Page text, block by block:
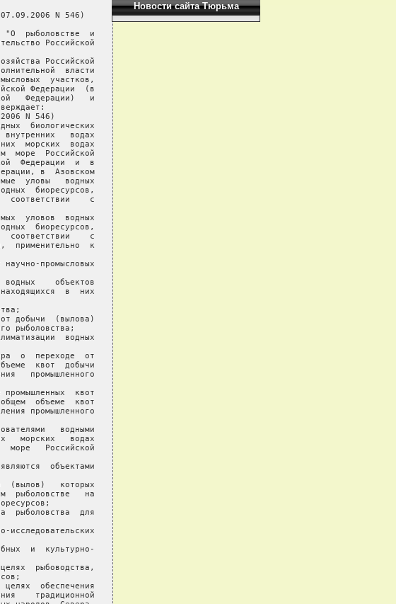
N 546)
"О  рыболовстве  и
Российской
Российской
власти
участков,
Федерации  (в
Федерации)   и
N 546)
биологических
внутренних   водах
морских  водах
море  Российской
Федерации  и  в
в  Азовском
уловы   водных
биоресурсов,
соответствии    с
уловов  водных
биоресурсов,
соответствии    с
применительно  к
научно-промысловых
водных    объектов
в  них
добычи  (вылова)
рыболовства;
водных
о  переходе  от
квот  добычи
промышленного
промышленных  квот
объеме  квот
промышленного
водными
морских   водах
море   Российской
объектами
(вылов)   которых
рыболовстве   на
рыболовства  для
исследовательских
и  культурно-
рыбоводства,
целях  обеспечения
традиционной
Новости сайта Тюрьма